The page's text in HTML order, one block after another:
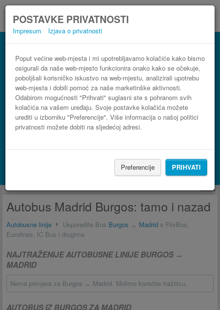
POSTAVKE PRIVATNOSTI
Impresum Izjava o privatnosti
Poput većine web-mjesta i mi upotrebljavamo kolačiće kako bismo
osigurali da naše web-mjesto funkcionira onako kako se očekuje,
poboljšali korisničko iskustvo na web-mjestu, analizirali upotrebu
web-mjesta i dobili pomoć za naše marketinške aktivnosti.
Odabirom mogućnosti "Prihvati" suglasni ste s pohranom svih
kolačića na vašem uređaju. Svoje postavke kolačića možete
urediti u izborniku "Preferencije". Više informacija o našoj politici
privatnosti možete dobiti na sljedećoj adresi.
Preferencije PRIHVATI
Autobus Burgos Madrid
3 koraka do najpovoljnije autobusne karte
Potraži smještaj s Booking.com
Reklama
Autobus Madrid Burgos: tamo i nazad
Autobusne linije Usporedite Bus Burgos ↔ Madrid s FlixBus,
Eurolines, IC Bus i drugima
NAJTRAŽENIJE AUTOBUSNE LINIJE BURGOS ↔
MADRID
Nema primjera za Burgos ↔ Madrid. Molimo koristite tražilicu.
AUTOBUS IZ BURGOS ZA MADRID